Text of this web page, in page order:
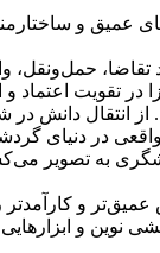
عمیق و
حمل‌ونقل،
اعتماد و
از انتقال دانش
در دنیای
به تصویر
و کارآمدتر
و ابزارهایی